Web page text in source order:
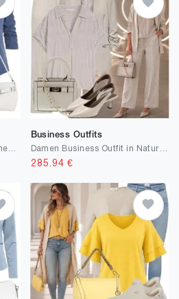
Business Outfits
Damen Business Outfit in Naturweiß
285.94 €